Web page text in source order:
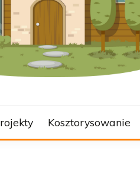
Kosztorysowanie